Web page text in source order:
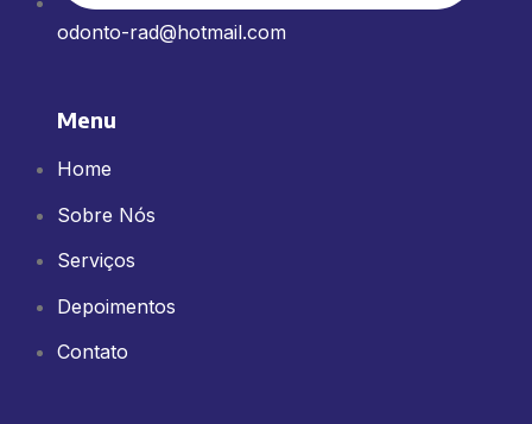
odonto-rad@hotmail.com
Menu
Home
Sobre Nós
Serviços
Depoimentos
Contato